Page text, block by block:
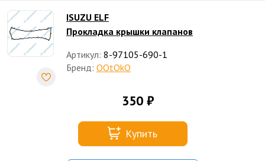
ISUZU ELF
Прокладка крышки клапанов
Артикул: 8-97105-690-1
Бренд: OOtOkO
350 ₽
Купить